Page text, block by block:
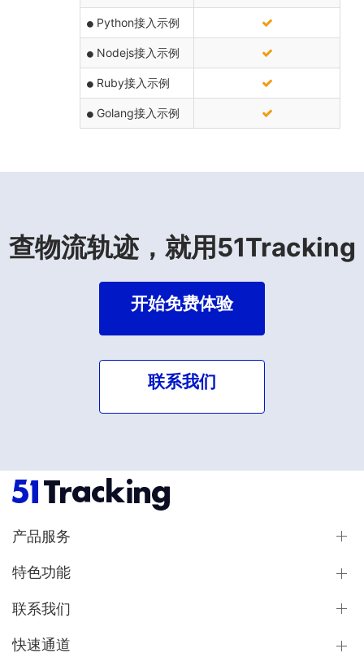
Python接入示例
Nodejs接入示例
Ruby接入示例
Golang接入示例
查物流轨迹，就用51Tracking
开始免费体验
联系我们
产品服务
特色功能
联系我们
快速通道